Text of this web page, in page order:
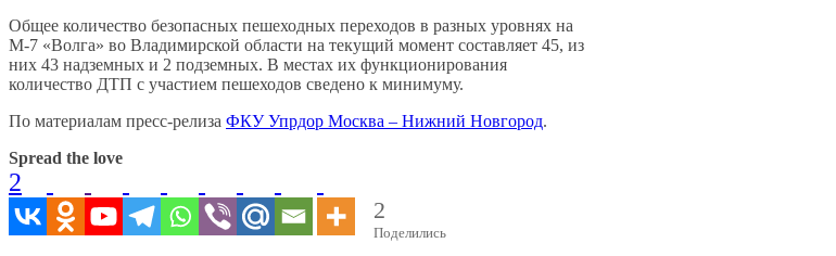
Общее количество безопасных пешеходных переходов в разных уровнях на
М-7 «Волга» во Владимирской области на текущий момент составляет 45, из
них 43 надземных и 2 подземных. В местах их функционирования
количество ДТП с участием пешеходов сведено к минимуму.
По материалам пресс-релиза ФКУ Упрдор Москва – Нижний Новгород.
Spread the love
2
2
Поделились